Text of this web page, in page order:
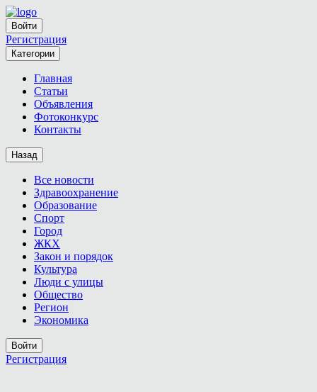
Войти
Регистрация
Категории
Главная
Статьи
Объявления
Фотоконкурс
Контакты
Назад
Все новости
Здравоохранение
Образование
Спорт
Город
ЖКХ
Закон и порядок
Культура
Люди с улицы
Общество
Регион
Экономика
Войти
Регистрация